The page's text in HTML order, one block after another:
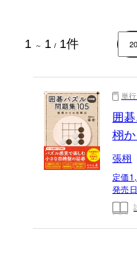
1 ～ 1 / 1件
単
囲
栩
張栩
定価
発売